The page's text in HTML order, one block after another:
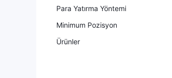
Para Yatırma Yöntemi
Minimum Pozisyon
Ürünler